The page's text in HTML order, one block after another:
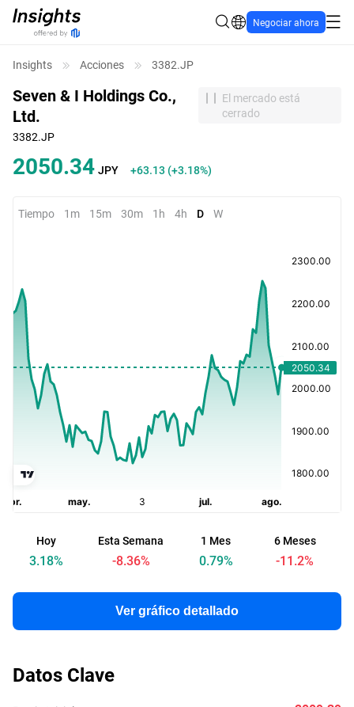
Negociar ahora
Insights Acciones 3382.JP
Seven & I Holdings Co.,
Ltd.
El mercado está
cerrado
3382.JP
2050.34 JPY +63.13 (+3.18%)
Tiempo 1m 15m 30m 1h 4h D W
Hoy
3.18%
Esta Semana
-8.36%
1 Mes
0.79%
6 Meses
-11.2%
Ver gráfico detallado
Datos Clave